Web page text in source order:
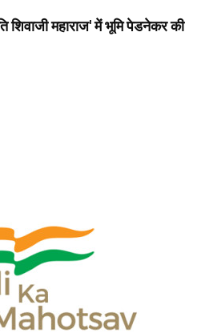
महाराज' में भूमि पेडनेकर की